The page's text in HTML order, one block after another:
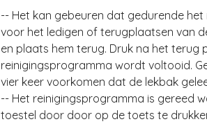
-- Het kan gebeuren dat gedurende
voor het ledigen of terugplaatsen van
en plaats hem terug. Druk na het terug
reinigingsprogramma wordt voltooid.
vier keer voorkomen dat de lekbak
-- Het reinigingsprogramma is gereed
toestel door door op de toets te